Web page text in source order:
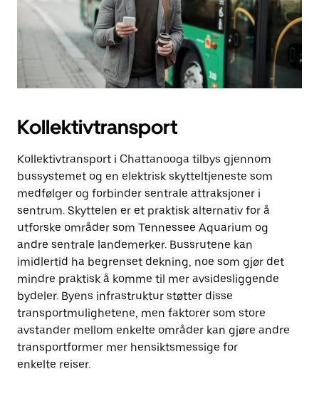
Kollektivtransport
Kollektivtransport i Chattanooga tilbys gjennom
bussystemet og en elektrisk skytteltjeneste som
medfølger og forbinder sentrale attraksjoner i
sentrum. Skyttelen er et praktisk alternativ for å
utforske områder som Tennessee Aquarium og
andre sentrale landemerker. Bussrutene kan
imidlertid ha begrenset dekning, noe som gjør det
mindre praktisk å komme til mer avsidesliggende
bydeler. Byens infrastruktur støtter disse
transportmulighetene, men faktorer som store
avstander mellom enkelte områder kan gjøre andre
transportformer mer hensiktsmessige for
enkelte reiser.